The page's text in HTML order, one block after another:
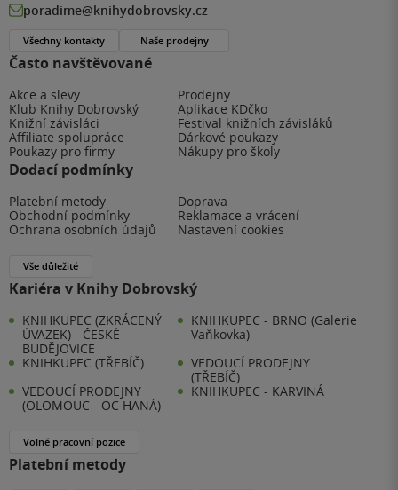
Často navštěvované
Akce a slevy
Prodejny
Klub Knihy Dobrovský
Aplikace KDčko
Knižní závisláci
Festival knižních závisláků
Affiliate spolupráce
Dárkové poukazy
Poukazy pro firmy
Nákupy pro školy
Dodací podmínky
Platební metody
Doprava
Obchodní podmínky
Reklamace a vrácení
Ochrana osobních údajů
Nastavení cookies
Vše důležité
Kariéra v Knihy Dobrovský
KNIHKUPEC (ZKRÁCENÝ
ÚVAZEK) - ČESKÉ
BUDĚJOVICE
KNIHKUPEC - BRNO (Galerie
Vaňkovka)
KNIHKUPEC (TŘEBÍČ)
VEDOUCÍ PRODEJNY
(TŘEBÍČ)
VEDOUCÍ PRODEJNY
(OLOMOUC - OC HANÁ)
KNIHKUPEC - KARVINÁ
Volné pracovní pozice
Platební metody
poradime@knihydobrovsky.cz
Všechny kontakty Naše prodejny